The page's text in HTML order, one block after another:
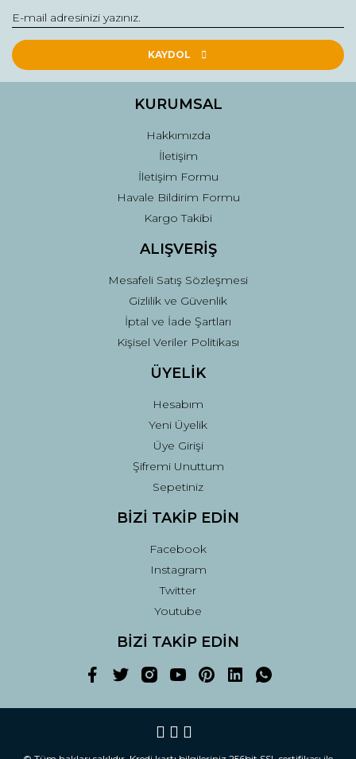
Ürün resmi kalitesiz, bozuk veya görüntülenemiyor.
Ürün açıklamasında eksik bilgiler bulunuyor.
Ürün fiyatı diğer sitelerden daha pahalı.
Gönder
KAYDOL
KURUMSAL
Hakkımızda
İletişim
İletişim Formu
Havale Bildirim Formu
Kargo Takibi
ALIŞVERİŞ
Mesafeli Satış Sözleşmesi
Gizlilik ve Güvenlik
İptal ve İade Şartları
Kişisel Veriler Politikası
ÜYELİK
Hesabım
Yeni Üyelik
Üye Girişi
Şifremi Unuttum
Sepetiniz
BİZİ TAKİP EDİN
Facebook
Instagram
Twitter
Youtube
BİZİ TAKİP EDİN